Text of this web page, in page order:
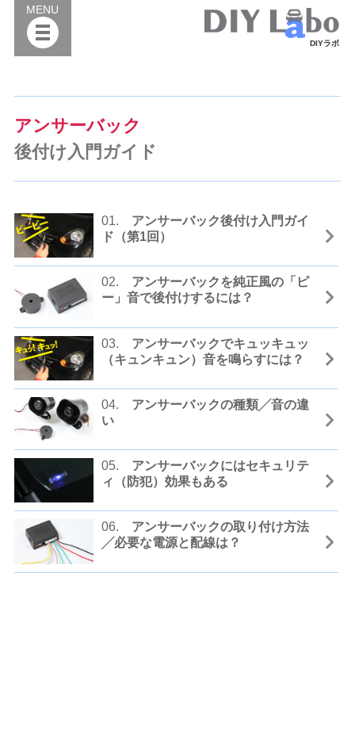
DIYラボ
MENU
アンサーバック
後付け入門ガイド
01. アンサーバック後付け入門ガイ
ド（第1回）
02. アンサーバックを純正風の「ピ
ー」音で後付けするには？
03. アンサーバックでキュッキュッ
（キュンキュン）音を鳴らすには？
04. アンサーバックの種類╱音の違
い
05. アンサーバックにはセキュリテ
ィ（防犯）効果もある
06. アンサーバックの取り付け方法
╱必要な電源と配線は？